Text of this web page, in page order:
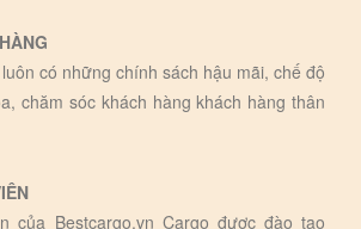
có những chính sách hậu mãi, chế độ
chăm sóc khách hàng khách hàng thân
của Bestcargo.vn Cargo được đào tạo